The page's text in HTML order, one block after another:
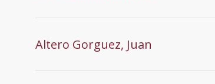
Altero Gorguez, Juan